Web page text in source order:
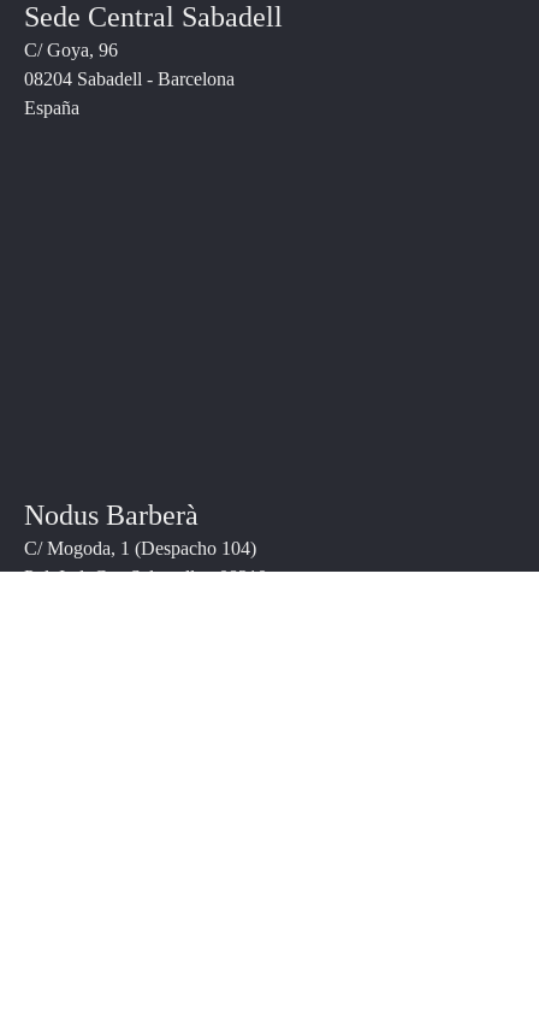
Sede Central Sabadell
C/ Goya, 96
08204 Sabadell - Barcelona
España
Nodus Barberà
C/ Mogoda, 1 (Despacho 104)
Pol. Ind. Can Salvatella - 08210 -